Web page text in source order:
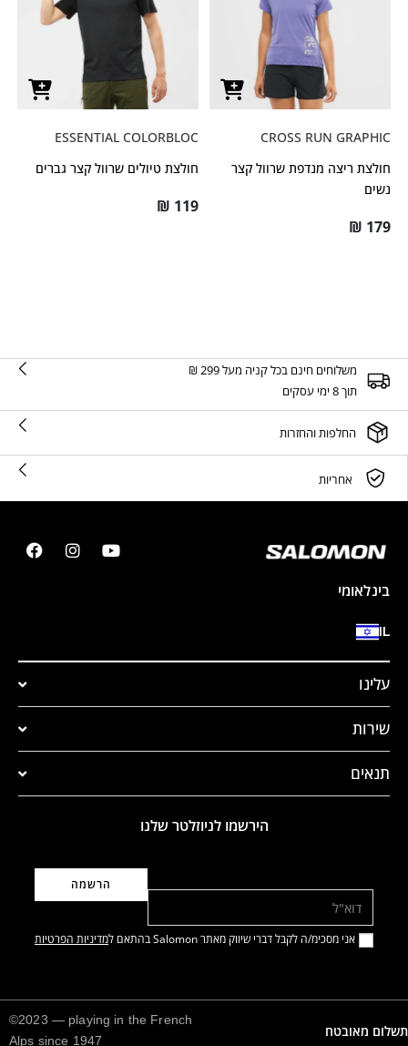
CROSS RUN GRAPHIC
חולצת ריצה מנדפת שרוול קצר
נשים
₪ 179
ESSENTIAL COLORBLOC
חולצת טיולים שרוול קצר גברים
₪ 119
משלוחים חינם בכל קניה מעל 299 ₪
תוך 8 ימי עסקים
החלפות והחזרות
אחריות
בינלאומי
IL
עלינו
שירות
תנאים
הירשמו לניוזלטר שלנו
אני מסכימ/ה לקבל דברי שיווק מאתר Salomon בהתאם ל מדיניות הפרטיות
תשלום מאובטח
©2023 — playing in the French
Alps since 1947